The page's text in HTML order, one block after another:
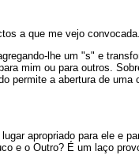
a que me vejo convocada.
lhe um "s" e
mim ou para outros.
permite a abertura de uma
apropriado para ele e
e o Outro? É um laço